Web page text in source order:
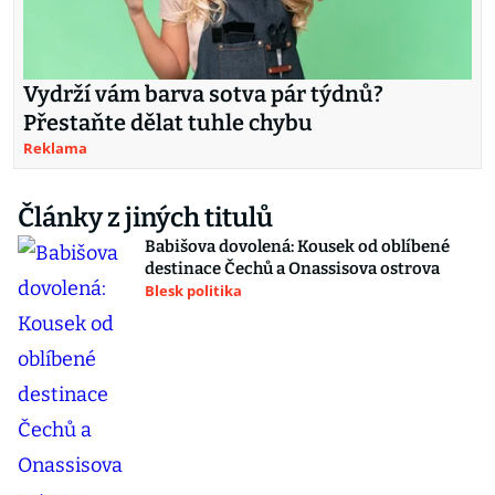
Vydrží vám barva sotva pár týdnů?
Přestaňte dělat tuhle chybu
Reklama
Články z jiných titulů
Babišova dovolená: Kousek od oblíbené
destinace Čechů a Onassisova ostrova
Blesk politika